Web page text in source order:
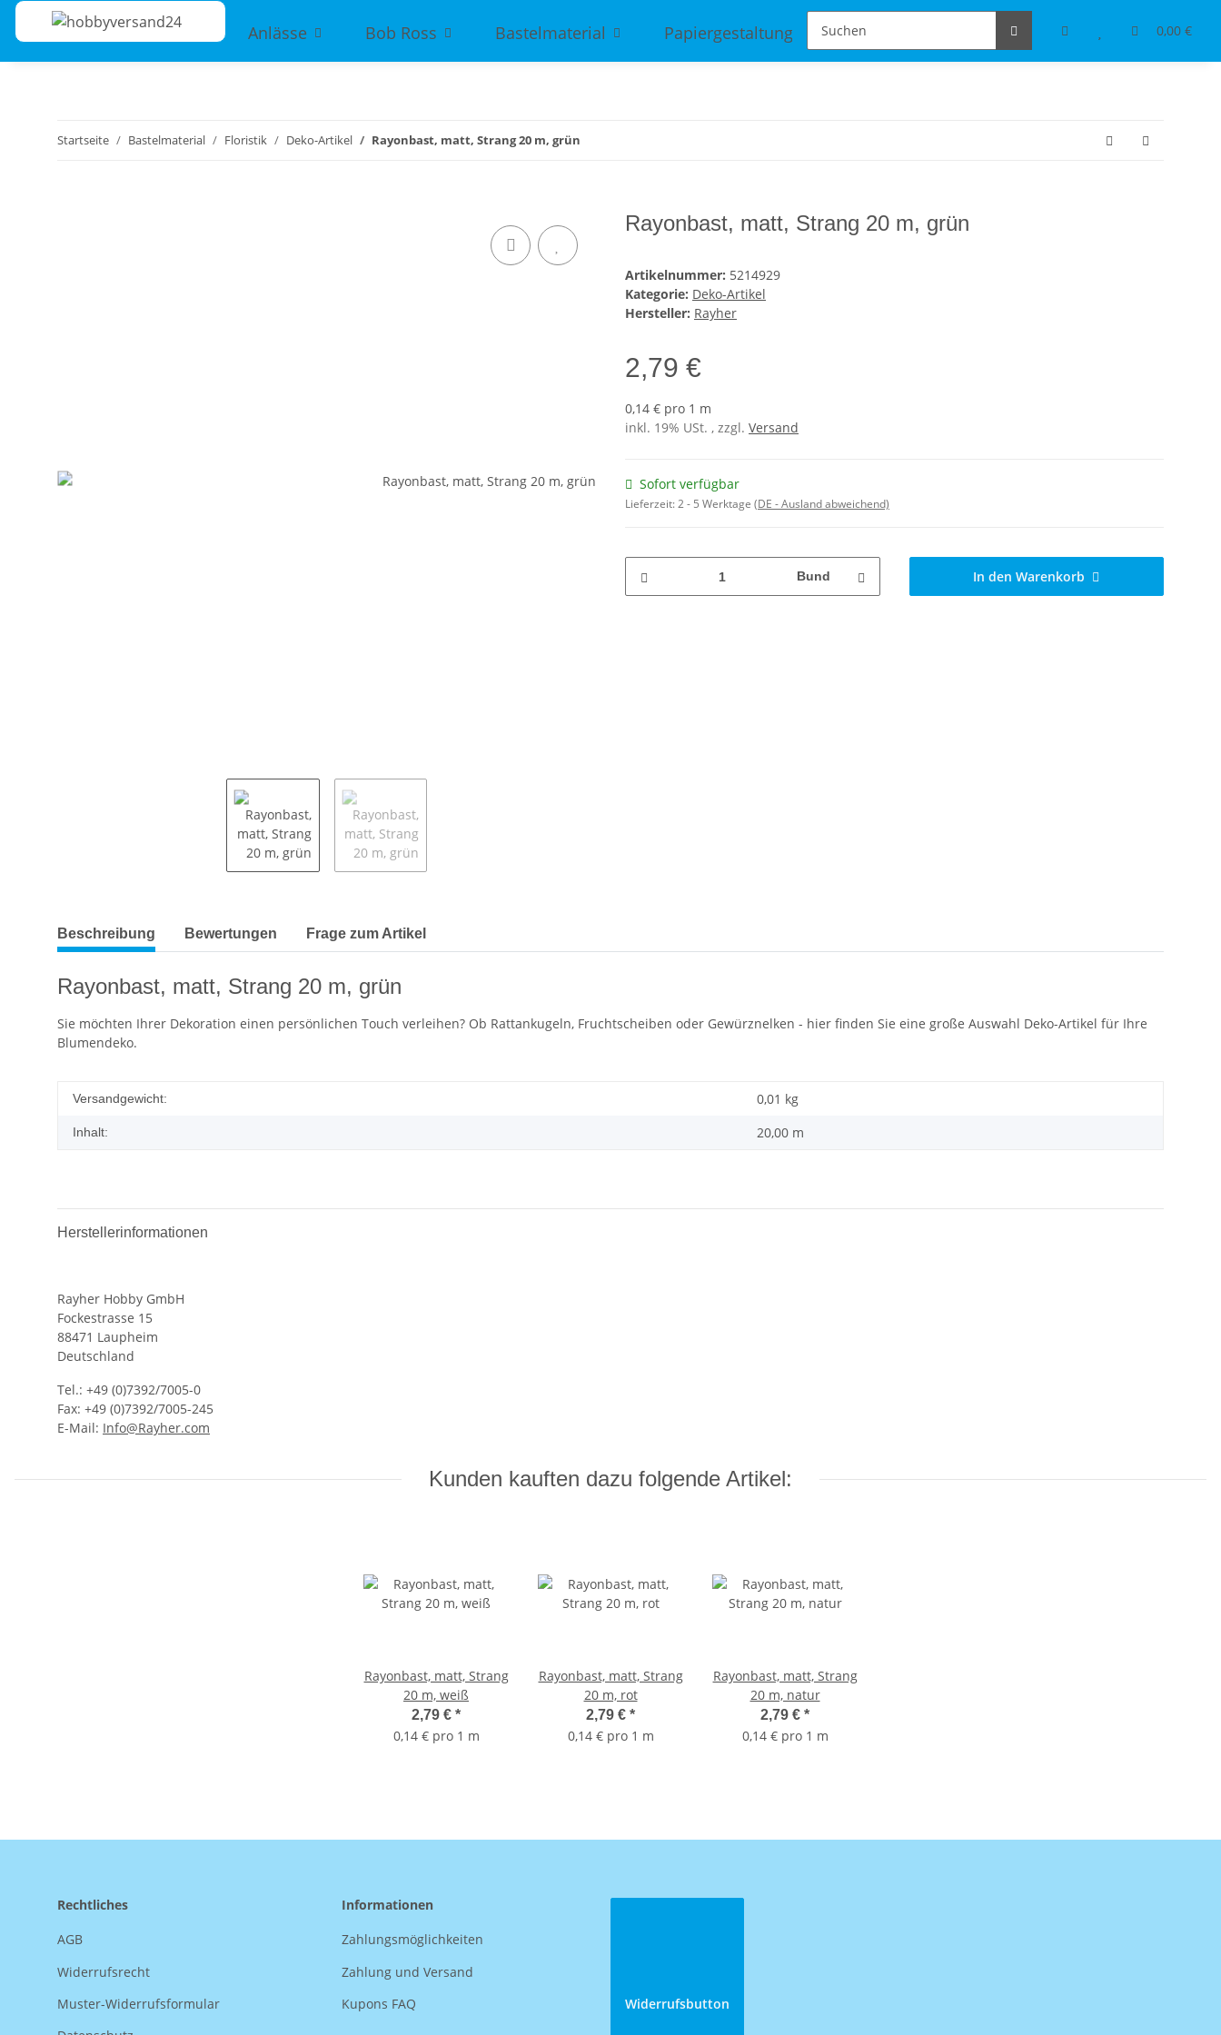
0,00 €
Anlässe Bob Ross Bastelmaterial Papiergestaltung Schmuckdesign Tischdeko & Accessoires
Startseite Bastelmaterial Floristik Deko-Artikel Rayonbast, matt, Strang 20 m, grün
Rayonbast, matt, Strang 20 m, grün
Artikelnummer: 5214929
Kategorie: Deko-Artikel
Hersteller: Rayher
2,79 €
0,14 € pro 1 m
inkl. 19% USt. , zzgl. Versand
Sofort verfügbar
Lieferzeit:2 - 5 Werktage (DE - Ausland abweichend)
Bund In den Warenkorb
Beschreibung Bewertungen Frage zum Artikel
Rayonbast, matt, Strang 20 m, grün
Sie möchten Ihrer Dekoration einen persönlichen Touch verleihen? Ob Rattankugeln, Fruchtscheiben oder Gewürznelken - hier finden Sie eine große Auswahl Deko-Artikel für Ihre
Blumendeko.
Versandgewicht: 0,01 kg
Inhalt: 20,00 m
Herstellerinformationen
Rayher Hobby GmbH
Fockestrasse 15
88471 Laupheim
Deutschland
Tel.: +49 (0)7392/7005-0
Fax: +49 (0)7392/7005-245
E-Mail: Info@Rayher.com
Kunden kauften dazu folgende Artikel:
Rayonbast, matt, Strang
20 m, weiß
2,79 € *
0,14 € pro 1 m
Rayonbast, matt, Strang
20 m, rot
2,79 € *
0,14 € pro 1 m
Rayonbast, matt, Strang
20 m, natur
2,79 € *
0,14 € pro 1 m
Rechtliches
AGB
Widerrufsrecht
Muster-Widerrufsformular
Informationen
Zahlungsmöglichkeiten
Zahlung und Versand
Kupons FAQ
Widerrufsbutton